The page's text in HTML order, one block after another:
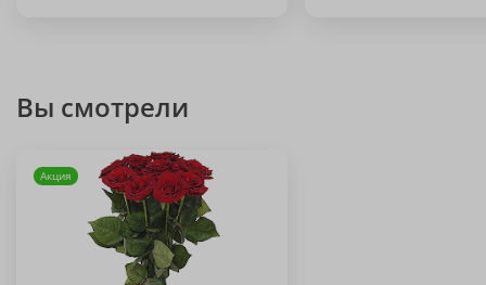
Вы смотрели
Акция